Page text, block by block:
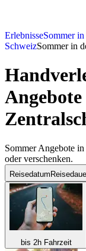
ErlebnisseSommer
SchweizSommer in
Sommer Angebote
oder verschenken.
Reisedatum
bis 2h Fahrzeit